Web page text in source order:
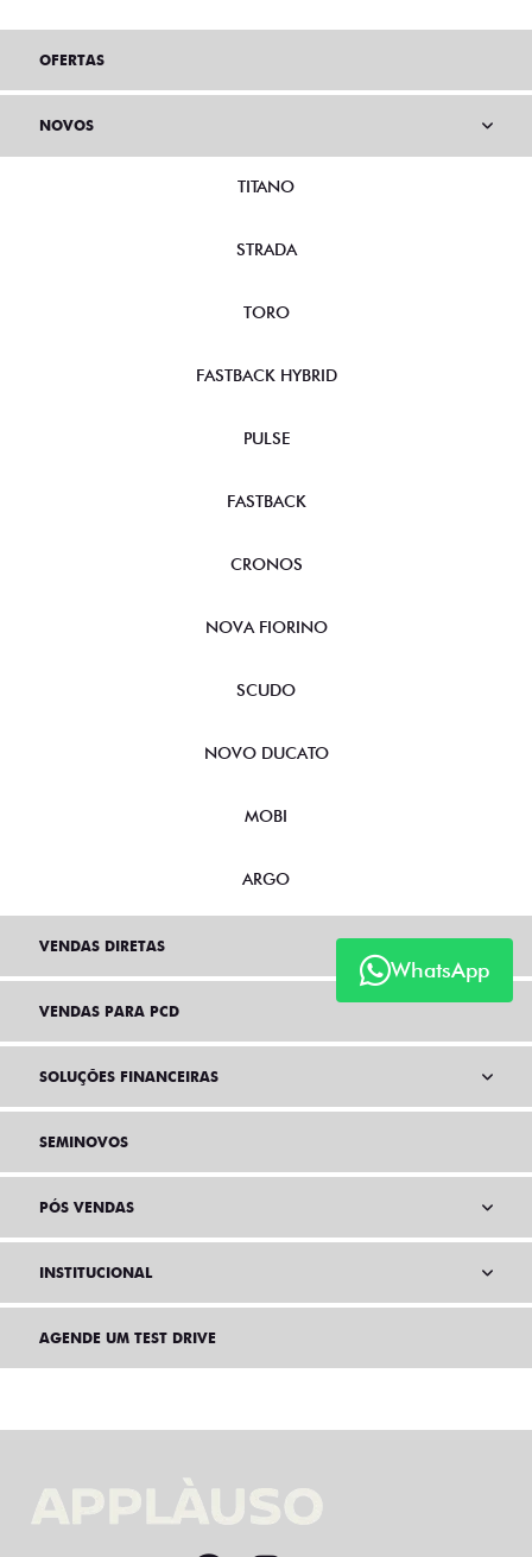
WhatsApp
OFERTAS
NOVOS
TITANO
STRADA
TORO
FASTBACK HYBRID
PULSE
FASTBACK
CRONOS
NOVA FIORINO
SCUDO
NOVO DUCATO
MOBI
ARGO
VENDAS DIRETAS
VENDAS PARA PCD
SOLUÇÕES FINANCEIRAS
SEMINOVOS
PÓS VENDAS
INSTITUCIONAL
AGENDE UM TEST DRIVE